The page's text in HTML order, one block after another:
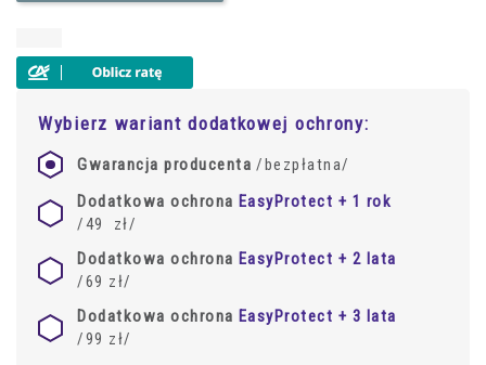
Wybierz wariant dodatkowej ochrony:
Gwarancja producenta /bezpłatna/
Dodatkowa ochrona EasyProtect + 1 rok
/49 zł/
Dodatkowa ochrona EasyProtect + 2 lata
/69 zł/
Dodatkowa ochrona EasyProtect + 3 lata
/99 zł/